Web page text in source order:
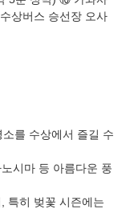
상버스 승선장 오사
소를 수상에서 즐길 수
시마 등 아름다운 풍
특히 벚꽃 시즌에는